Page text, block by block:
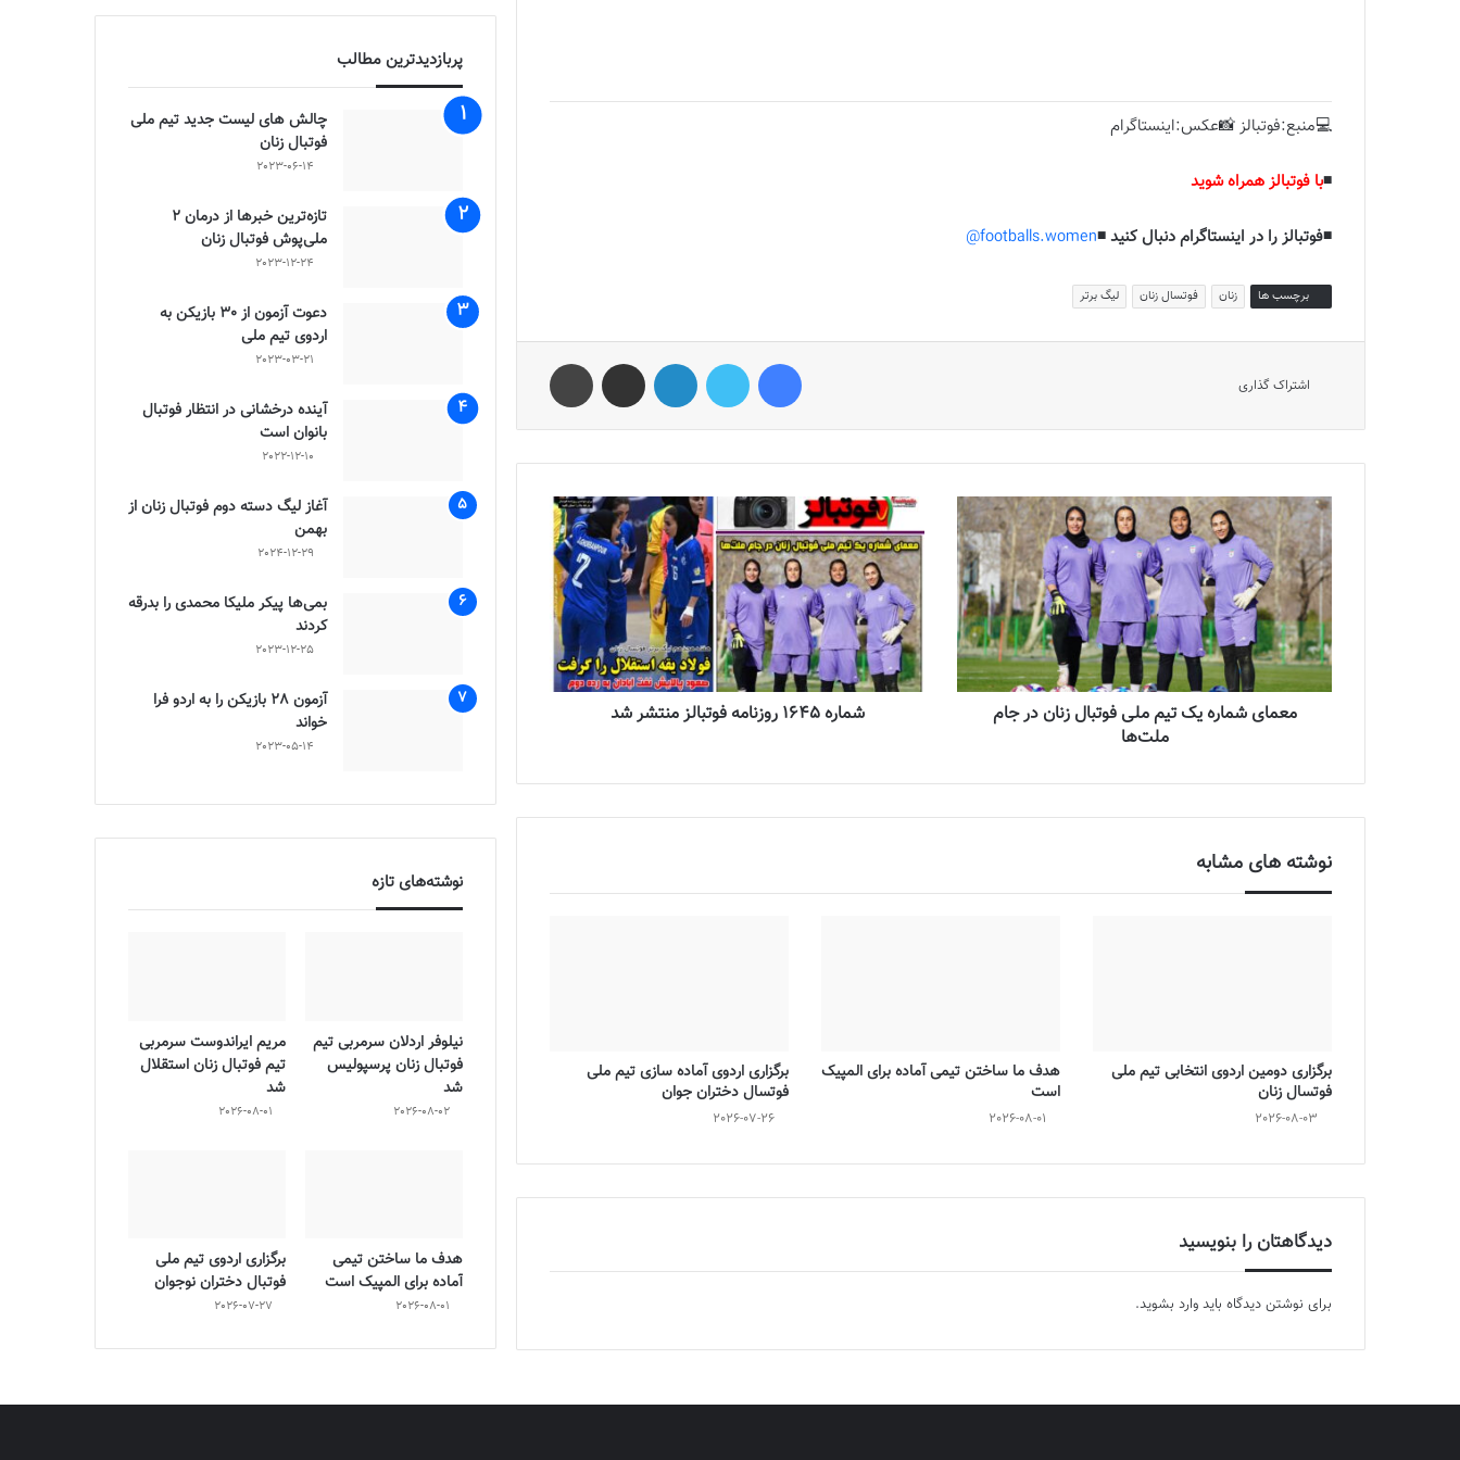
💻منبع:فوتبالز 📸عکس:اینستاگرام
◾️با فوتبالز همراه شوید
◾️فوتبالز را در اینستاگرام دنبال کنید ◾️footballs.women@
برچسب ها زنان فوتسال زنان لیگ برتر
اشتراک گذاری
معمای شماره یک تیم ملی فوتبال زنان در جام
ملت‌ها
شماره 1645 روزنامه فوتبالز منتشر شد
نوشته های مشابه
برگزاری دومین اردوی انتخابی تیم ملی
فوتسال زنان
2026-08-03
هدف ما ساختن تیمی آماده برای المپیک
است
2026-08-01
برگزاری اردوی آماده سازی تیم ملی
فوتسال دختران جوان
2026-07-26
دیدگاهتان را بنویسید
برای نوشتن دیدگاه باید وارد بشوید.
پربازدیدترین مطالب
چالش هاى ليست جدید تيم ملى
فوتبال زنان
2023-06-14
تازه‌ترین خبرها از درمان ۲
ملی‌پوش فوتبال زنان
2023-12-24
دعوت آزمون از 30 بازیکن به
اردوی تیم ملی
2023-03-21
آینده درخشانی در انتظار فوتبال
بانوان است
2022-12-10
آغاز لیگ دسته دوم فوتبال زنان از
بهمن
2024-12-29
بمی‌ها پیکر ملیکا محمدی را بدرقه
کردند
2023-12-25
آزمون 28 بازیکن را به اردو فرا
خواند
2023-05-14
نوشته‌های تازه
نیلوفر اردلان سرمربی تیم
فوتبال زنان پرسپولیس
شد
2026-08-02
مریم ایراندوست سرمربی
تیم فوتبال زنان استقلال
شد
2026-08-01
هدف ما ساختن تیمی
آماده برای المپیک است
2026-08-01
برگزاری اردوی تیم ملی
فوتبال دختران نوجوان
2026-07-27